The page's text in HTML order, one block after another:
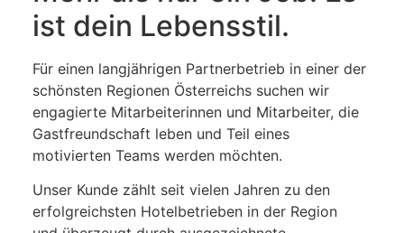
ist dein Lebensstil.
Für einen langjährigen Partnerbetrieb in einer der
schönsten Regionen Österreichs suchen wir
engagierte Mitarbeiterinnen und Mitarbeiter, die
Gastfreundschaft leben und Teil eines
motivierten Teams werden möchten.
Unser Kunde zählt seit vielen Jahren zu den
erfolgreichsten Hotelbetrieben in der Region